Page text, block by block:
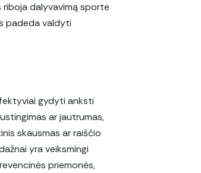
riboja dalyvavimą sporte
padeda valdyti
gydyti anksti
ar jautrumas,
skausmas ar raiščio
yra veiksmingi
priemonės,